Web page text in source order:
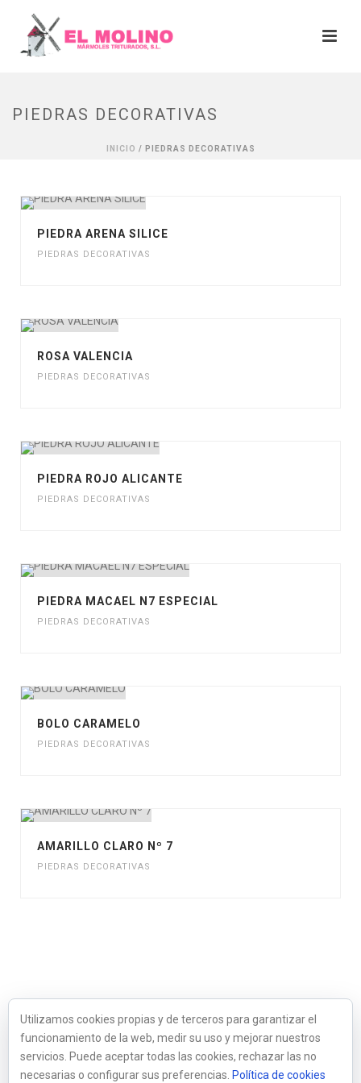
PIEDRAS DECORATIVAS
INICIO / PIEDRAS DECORATIVAS
PIEDRA ARENA SILICE
PIEDRAS DECORATIVAS
ROSA VALENCIA
PIEDRAS DECORATIVAS
PIEDRA ROJO ALICANTE
PIEDRAS DECORATIVAS
PIEDRA MACAEL N7 ESPECIAL
PIEDRAS DECORATIVAS
BOLO CARAMELO
PIEDRAS DECORATIVAS
AMARILLO CLARO Nº 7
PIEDRAS DECORATIVAS
Utilizamos cookies propias y de terceros para garantizar el
funcionamiento de la web, medir su uso y mejorar nuestros
servicios. Puede aceptar todas las cookies, rechazar las no
necesarias o configurar sus preferencias. Política de cookies